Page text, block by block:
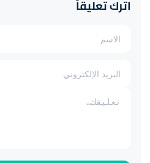
اترك تعليقاً